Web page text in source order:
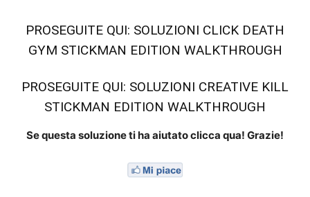
PROSEGUITE QUI: SOLUZIONI CLICK DEATH
GYM STICKMAN EDITION WALKTHROUGH
PROSEGUITE QUI: SOLUZIONI CREATIVE KILL
STICKMAN EDITION WALKTHROUGH
Se questa soluzione ti ha aiutato clicca qua! Grazie!